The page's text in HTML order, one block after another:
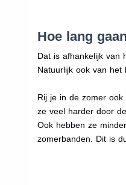
Hoe lang
Dat is afhankelijk van
Natuurlijk ook van het
Rij je in de zomer
ze veel harder door
Ook hebben ze
zomerbanden. Dit is